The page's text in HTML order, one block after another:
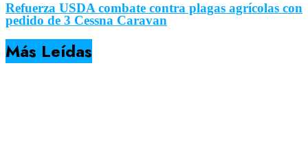
Refuerza USDA combate contra plagas agrícolas con
pedido de 3 Cessna Caravan
Más Leídas